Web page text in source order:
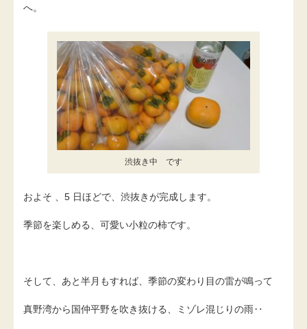
へ。
渋抜き中 です
およそ 、5 日ほどで、渋抜きが完成します。
季節を楽しめる、可愛い小粒の柿です。
そして、あと半月もすれば、季節の変わり目の雷が鳴って
真野湾から国仲平野を吹き抜ける、ミゾレ混じりの雨‥